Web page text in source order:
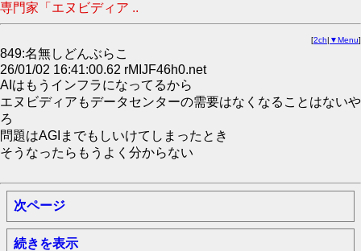
専門家「エヌビディア ..
[2ch| ▼Menu]
849:名無しどんぶらこ
26/01/02 16:41:00.62 rMIJF46h0.net
AIはもうインフラになってるから
エヌビディアもデータセンターの需要はなくなることはないや
ろ
問題はAGIまでもしいけてしまったとき
そうなったらもうよく分からない
次ページ
続きを表示